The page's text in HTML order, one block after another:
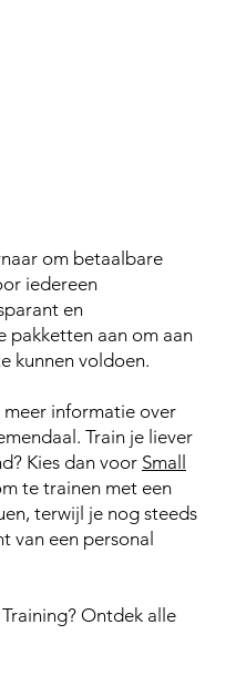
om betaalbare
iedereen
en
pakketten aan om aan
kunnen voldoen.
informatie over
Train je liever
Kies dan voor Small
te trainen met een
terwijl je nog steeds
van een personal
Ontdek alle